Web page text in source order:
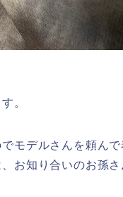
。
モデルさんを頼んで
お知り合いのお孫